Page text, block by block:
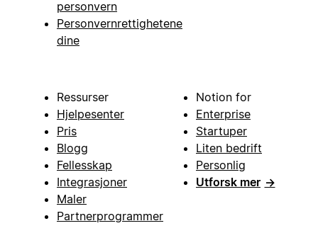
personvern
Personvernrettighetene
dine
Ressurser
Hjelpesenter
Pris
Blogg
Fellesskap
Integrasjoner
Maler
Partnerprogrammer
Notion for
Enterprise
Startuper
Liten bedrift
Personlig
Utforsk mer →